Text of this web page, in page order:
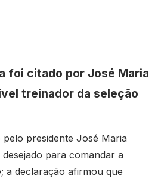
foi citado por José Maria
treinador da seleção
presidente José Maria
para comandar a
a declaração afirmou que